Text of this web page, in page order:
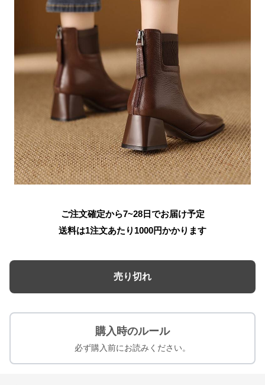
ご注文確定から7~28日でお届け予定
送料は1注文あたり 1000円かかります
売り切れ
購入時のルール
必ず購入前にお読みください。